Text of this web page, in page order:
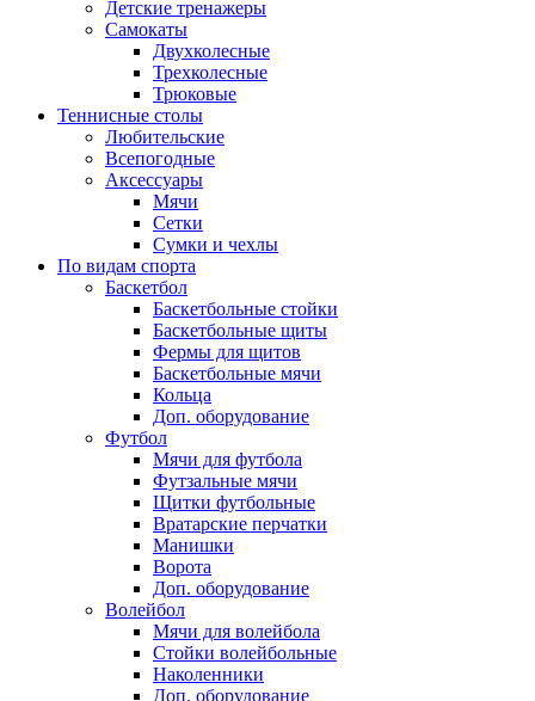
Детские тренажеры
Самокаты
Двухколесные
Трехколесные
Трюковые
Теннисные столы
Любительские
Всепогодные
Аксессуары
Мячи
Сетки
Сумки и чехлы
По видам спорта
Баскетбол
Баскетбольные стойки
Баскетбольные щиты
Фермы для щитов
Баскетбольные мячи
Кольца
Доп. оборудование
Футбол
Мячи для футбола
Футзальные мячи
Щитки футбольные
Вратарские перчатки
Манишки
Ворота
Доп. оборудование
Волейбол
Мячи для волейбола
Стойки волейбольные
Наколенники
Доп. оборудование